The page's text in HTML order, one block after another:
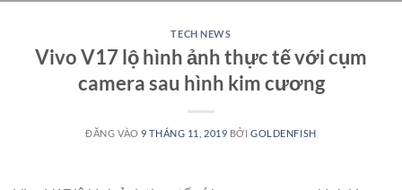
TECH NEWS
Vivo V17 lộ hình ảnh thực tế với cụm
camera sau hình kim cương
ĐĂNG VÀO9 THÁNG 11, 2019 BỞIGOLDENFISH